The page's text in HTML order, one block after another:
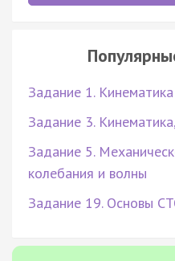
Задание 1. Кинематика
Задание 3.
Задание 5.
колебания и волны
Задание 19. Основы